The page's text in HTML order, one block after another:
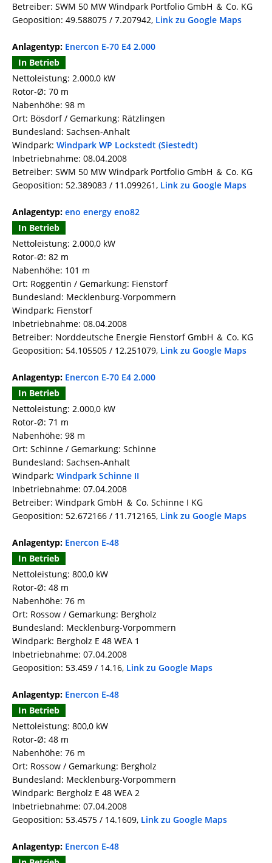
Betreiber: SWM 50 MW Windpark Portfolio GmbH ＆ Co. KG
Geoposition: 49.588075 / 7.207942, Link zu Google Maps
Anlagentyp: Enercon E-70 E4 2.000
In Betrieb
Nettoleistung: 2.000,0 kW
Rotor-Ø: 70 m
Nabenhöhe: 98 m
Ort: Bösdorf / Gemarkung: Rätzlingen
Bundesland: Sachsen-Anhalt
Windpark: Windpark WP Lockstedt (Siestedt)
Inbetriebnahme: 08.04.2008
Betreiber: SWM 50 MW Windpark Portfolio GmbH ＆ Co. KG
Geoposition: 52.389083 / 11.099261, Link zu Google Maps
Anlagentyp: eno energy eno82
In Betrieb
Nettoleistung: 2.000,0 kW
Rotor-Ø: 82 m
Nabenhöhe: 101 m
Ort: Roggentin / Gemarkung: Fienstorf
Bundesland: Mecklenburg-Vorpommern
Windpark: Fienstorf
Inbetriebnahme: 08.04.2008
Betreiber: Norddeutsche Energie Fienstorf GmbH ＆ Co. KG
Geoposition: 54.105505 / 12.251079, Link zu Google Maps
Anlagentyp: Enercon E-70 E4 2.000
In Betrieb
Nettoleistung: 2.000,0 kW
Rotor-Ø: 71 m
Nabenhöhe: 98 m
Ort: Schinne / Gemarkung: Schinne
Bundesland: Sachsen-Anhalt
Windpark: Windpark Schinne II
Inbetriebnahme: 07.04.2008
Betreiber: Windpark GmbH ＆ Co. Schinne I KG
Geoposition: 52.672166 / 11.712165, Link zu Google Maps
Anlagentyp: Enercon E-48
In Betrieb
Nettoleistung: 800,0 kW
Rotor-Ø: 48 m
Nabenhöhe: 76 m
Ort: Rossow / Gemarkung: Bergholz
Bundesland: Mecklenburg-Vorpommern
Windpark: Bergholz E 48 WEA 1
Inbetriebnahme: 07.04.2008
Geoposition: 53.459 / 14.16, Link zu Google Maps
Anlagentyp: Enercon E-48
In Betrieb
Nettoleistung: 800,0 kW
Rotor-Ø: 48 m
Nabenhöhe: 76 m
Ort: Rossow / Gemarkung: Bergholz
Bundesland: Mecklenburg-Vorpommern
Windpark: Bergholz E 48 WEA 2
Inbetriebnahme: 07.04.2008
Geoposition: 53.4575 / 14.1609, Link zu Google Maps
Anlagentyp: Enercon E-48